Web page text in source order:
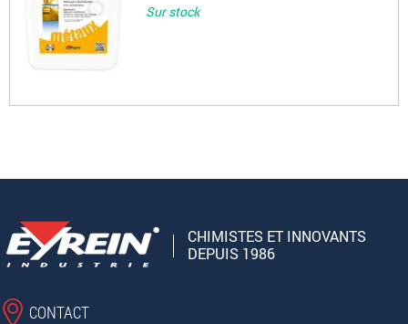
Sur stock
CHIMISTES ET INNOVANTS
DEPUIS 1986
CONTACT